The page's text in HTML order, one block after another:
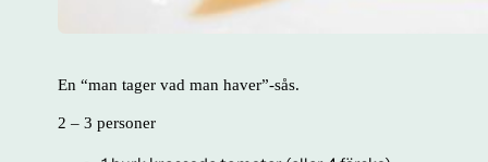
En “man tager vad man haver”-sås.
2 – 3 personer